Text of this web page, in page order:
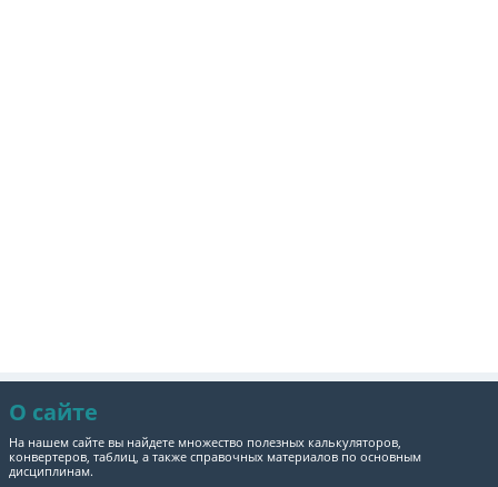
О сайте
На нашем сайте вы найдете множество полезных калькуляторов,
конвертеров, таблиц, а также справочных материалов по основным
дисциплинам.